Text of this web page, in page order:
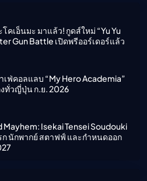
คเอ็นมะ มาแล้ว! กูดส์ใหม่ “Yu Yu
Gun Battle เปิดพรีออร์เดอร์แล้ว
ฟ่คอลแลบ “My Hero Academia”
ทั่วญี่ปุ่น ก.ย. 2026
Mayhem: Isekai Tensei Soudouki
ก นักพากย์ สตาฟฟ์ และกำหนดออก